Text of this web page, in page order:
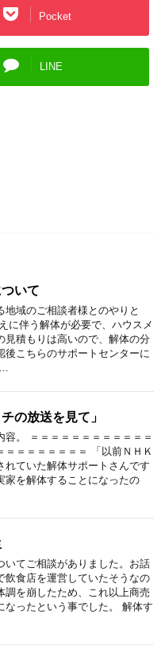
Pocket
LINE
いて
地域のご相談者様とのやりと
に伴う解体が必要で、ハウスメ
見積もりは高いので、解体の分
こちらのサポートセンターに
の放送を見て」
容。 ＝＝＝＝＝＝＝＝＝＝＝＝
＝＝＝＝＝＝＝＝ 「以前ＮＨＫ
れていた解体サポートさんです
家を解体することになったの
いてご相談がありました。お話
飲食店を運営していたそうなの
調を崩したため、これ以上商売
なったという事でした。 解体す